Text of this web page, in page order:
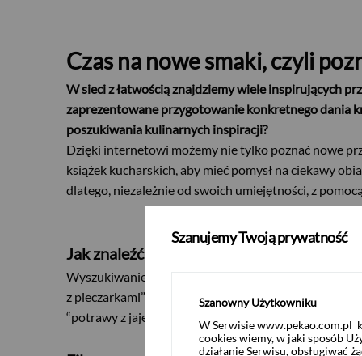
Czas na nowe smaki, czyli
W sieci z łatwością znajdziemy wiele inspirujących
zaprezentowane przygotowanie konkretnego dania
poszukiwania kulinarnych inspiracji?
Dzięki internetowi możemy nie tylko poznać nowe
książek kucharskich, aby mieć pomysł na ciekawy
dlatego, niezależnie od swoich umiejętności, z
Jak znaleźć przepisy kulinarne w sieci?
Wyszukiwanie przepisów w sieci jest naprawdę proste.
z pieczarkami” lub “żurek z białą kiełbasą”.Jeśli nie
“potrawy z jajek na Wielkanoc”. Korzystając z tej
Szanujemy Twoją prywatność
Szanowny Użytkowniku
W Serwisie www.pekao.com.pl
cookies wiemy, w jaki sposób
działanie Serwisu, obsługiwać